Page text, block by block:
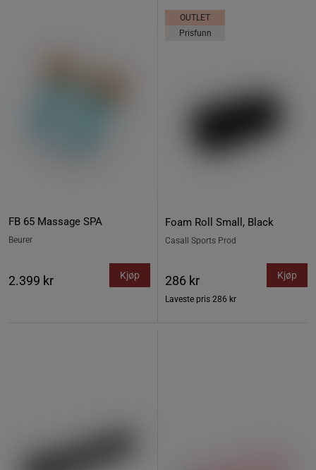
FB 65 Massage SPA
Beurer
2.399 kr Kjøp
OUTLET
Prisfunn
Foam Roll Small, Black
Casall Sports Prod
286 kr
Laveste pris 286 kr
Kjøp